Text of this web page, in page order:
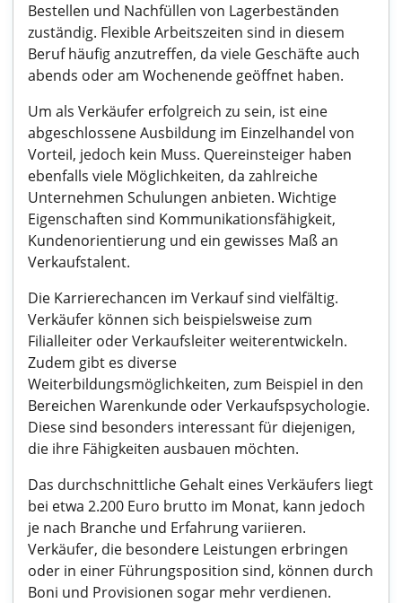
Bestellen und Nachfüllen von Lagerbeständen
zuständig. Flexible Arbeitszeiten sind in diesem
Beruf häufig anzutreffen, da viele Geschäfte auch
abends oder am Wochenende geöffnet haben.
Um als Verkäufer erfolgreich zu sein, ist eine
abgeschlossene Ausbildung im Einzelhandel von
Vorteil, jedoch kein Muss. Quereinsteiger haben
ebenfalls viele Möglichkeiten, da zahlreiche
Unternehmen Schulungen anbieten. Wichtige
Eigenschaften sind Kommunikationsfähigkeit,
Kundenorientierung und ein gewisses Maß an
Verkaufstalent.
Die Karrierechancen im Verkauf sind vielfältig.
Verkäufer können sich beispielsweise zum
Filialleiter oder Verkaufsleiter weiterentwickeln.
Zudem gibt es diverse
Weiterbildungsmöglichkeiten, zum Beispiel in den
Bereichen Warenkunde oder Verkaufspsychologie.
Diese sind besonders interessant für diejenigen,
die ihre Fähigkeiten ausbauen möchten.
Das durchschnittliche Gehalt eines Verkäufers liegt
bei etwa 2.200 Euro brutto im Monat, kann jedoch
je nach Branche und Erfahrung variieren.
Verkäufer, die besondere Leistungen erbringen
oder in einer Führungsposition sind, können durch
Boni und Provisionen sogar mehr verdienen.